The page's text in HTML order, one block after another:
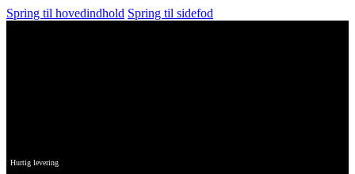
Spring til hovedindhold Spring til sidefod
Hurtig levering